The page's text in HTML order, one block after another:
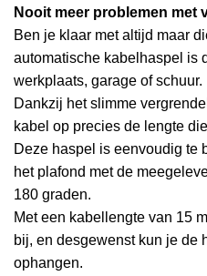
Nooit meer problemen met
Ben je klaar met altijd maar
automatische kabelhaspel is
werkplaats, garage of schuur.
Dankzij het slimme
kabel op precies de lengte
Deze haspel is eenvoudig te
het plafond met de
180 graden.
Met een kabellengte van 15
bij, en desgewenst kun je de
ophangen.